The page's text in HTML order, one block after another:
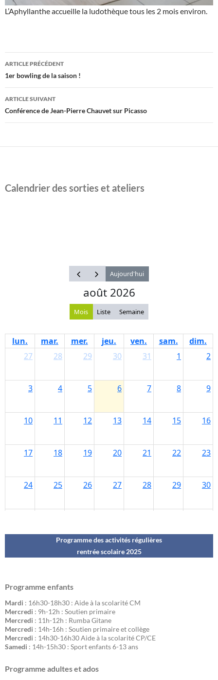
L’Aphyllanthe accueille la ludothèque tous les 2 mois environ.
Navigation
des
articles
ARTICLE PRÉCÉDENT
1er bowling de la saison !
ARTICLE SUIVANT
Conférence de Jean-Pierre Chauvet sur Picasso
Calendrier des sorties et ateliers
Programme des activités régulières
rentrée scolaire 2025
Programme enfants
Mardi : 16h30-18h30 : Aide à la scolarité CM
Mercredi : 9h-12h : Soutien primaire
Mercredi : 11h-12h : Rumba Gitane
Mercredi : 14h-16h : Soutien primaire et collège
Mercredi : 14h30-16h30 Aide à la scolarité CP/CE
Samedi : 14h-15h30 : Sport enfants 6-13 ans
Programme adultes et ados